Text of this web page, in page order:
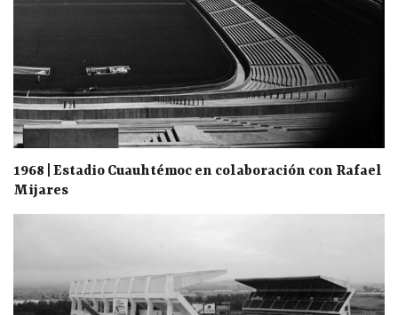
1968 | Estadio Cuauhtémoc en colaboración con Rafael
Mijares